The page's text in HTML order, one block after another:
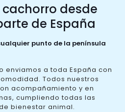
desde
de España
punto de la península
enviamos a toda España con
Todos nuestros
acompañamiento y en
cumpliendo todas las
bienestar animal.